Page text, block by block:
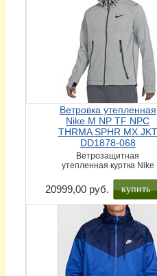
Ветровка утепленная
Nike M NP TF NPC
THRMA SPHR MX JKT
DD1878-068
Ветрозащитная
утепленная куртка Nike
20999,00 руб. купить